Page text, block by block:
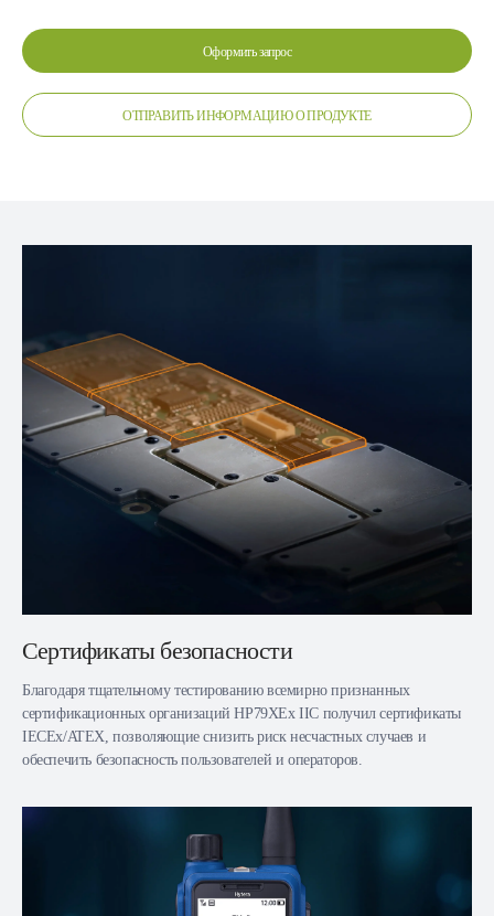
Оформить запрос
ОТПРАВИТЬ ИНФОРМАЦИЮ О ПРОДУКТЕ
Сертификаты безопасности
Благодаря тщательному тестированию всемирно признанных
сертификационных организаций HP79XEx IIC получил сертификаты
IECEx/ATEX, позволяющие снизить риск несчастных случаев и
обеспечить безопасность пользователей и операторов.